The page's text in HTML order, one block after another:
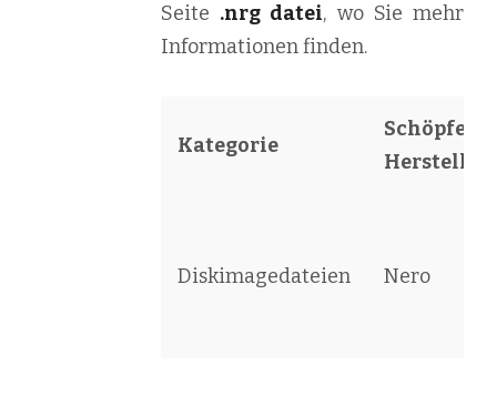
Seite .nrg datei, wo Sie mehr
Informationen finden.
Kategorie
Schöpfer /
Hersteller
Diskimagedateien Nero